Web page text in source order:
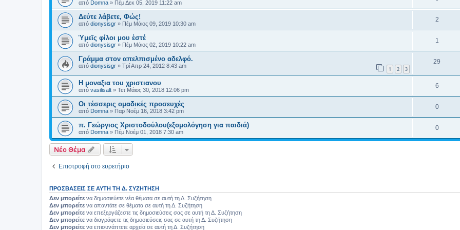
από Domna » Πέμ Δεκ 05, 2019 11:22 am
Δεύτε λάβετε, Φώς!
από dionysisgr » Πέμ Μάιος 09, 2019 10:30 am
2
Ὑμεῖς φίλοι μου ἐστέ
από dionysisgr » Πέμ Μάιος 02, 2019 10:22 am
1
Γράμμα στον απελπισμένο αδελφό.
από dionysisgr » Τρί Απρ 24, 2012 8:43 am 1 2 3
29
Η μοναξια του χριστιανου
από vasilisalt » Τετ Μάιος 30, 2018 12:06 pm
6
Οι τέσσερις ομαδικές προσευχές
από Domna » Παρ Νοέμ 16, 2018 3:42 pm
0
π. Γεώργιος Χριστοδούλου(εξομολόγηση για παιδιά)
από Domna » Πέμ Νοέμ 01, 2018 7:30 am
0
Νέο Θέμα
Επιστροφή στο ευρετήριο
ΠΡΟΣΒΆΣΕΙΣ ΣΕ ΑΥΤΉ ΤΗ Δ. ΣΥΖΉΤΗΣΗ
Δεν μπορείτε να δημοσιεύετε νέα θέματα σε αυτή τη Δ. Συζήτηση
Δεν μπορείτε να απαντάτε σε θέματα σε αυτή τη Δ. Συζήτηση
Δεν μπορείτε να επεξεργάζεστε τις δημοσιεύσεις σας σε αυτή τη Δ. Συζήτηση
Δεν μπορείτε να διαγράφετε τις δημοσιεύσεις σας σε αυτή τη Δ. Συζήτηση
Δεν μπορείτε να επισυνάπτετε αρχεία σε αυτή τη Δ. Συζήτηση